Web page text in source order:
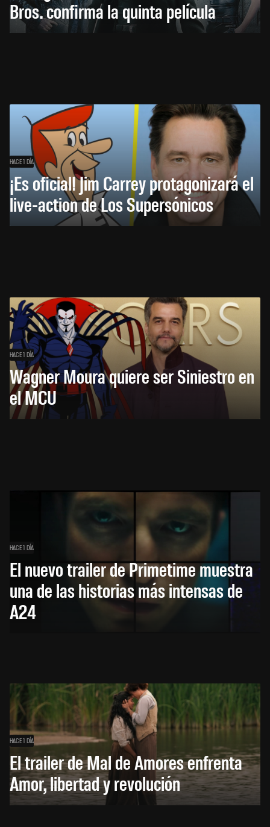
Bros. confirma la quinta película
HACE 1 DÍA
¡Es oficial! Jim Carrey protagonizará el
live-action de Los Supersónicos
HACE 1 DÍA
Wagner Moura quiere ser Siniestro en
el MCU
HACE 1 DÍA
El nuevo trailer de Primetime muestra
una de las historias más intensas de
A24
HACE 1 DÍA
El trailer de Mal de Amores enfrenta
Amor, libertad y revolución